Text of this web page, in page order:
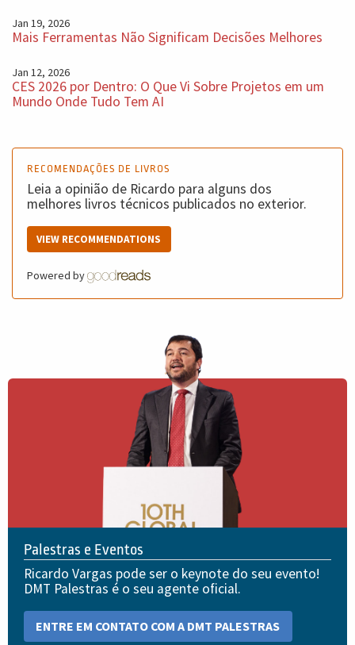
Jan 19, 2026
Mais Ferramentas Não Significam Decisões Melhores
Jan 12, 2026
CES 2026 por Dentro: O Que Vi Sobre Projetos em um
Mundo Onde Tudo Tem AI
RECOMENDAÇÕES DE LIVROS
Leia a opinião de Ricardo para alguns dos
melhores livros técnicos publicados no exterior.
VIEW RECOMMENDATIONS
Powered by
Palestras e Eventos
Ricardo Vargas pode ser o keynote do seu evento!
DMT Palestras é o seu agente oficial.
ENTRE EM CONTATO COM A DMT PALESTRAS